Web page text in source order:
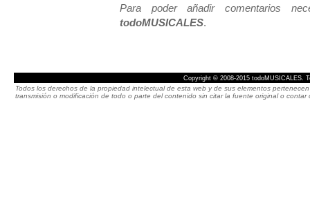
Para poder añadir comentarios
todoMUSICALES.
Copyright © 2008-2015 todoMUSICALES.
Todos los derechos de la propiedad intelectual de esta web y de sus elementos
transmisión o modificación de todo o parte del contenido sin citar la fuente original o